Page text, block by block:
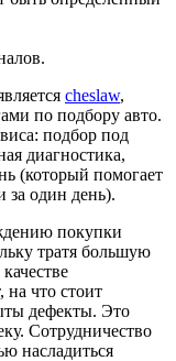
cheslaw,
по подбору авто.
подбор под
диагностика,
(который помогает
за один день).
покупки
тратя большую
на что стоит
дефекты. Это
Сотрудничество
насладиться